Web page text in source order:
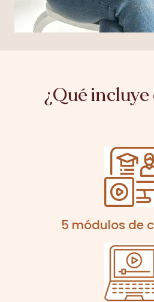
¿Qué incluye
5 módulos de